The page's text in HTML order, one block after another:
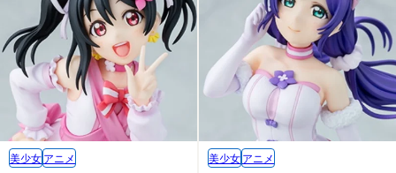
美少女アニメ 美少女アニメ